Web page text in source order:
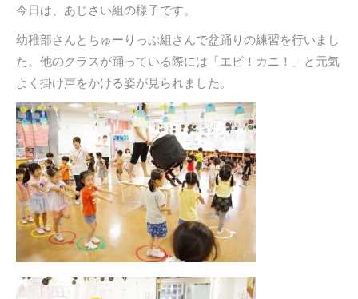
今日は、あじさい組の様子です。
幼稚部さんとちゅーりっぷ組さんで盆踊りの練習を行いまし
た。他のクラスが踊っている際には「エビ！カニ！」と元気
よく掛け声をかける姿が見られました。